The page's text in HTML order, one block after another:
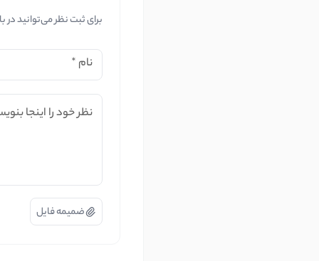
برای ثبت نظر می‌توانید در
نام *
نظر خود را اینجا
ضمیمه فایل